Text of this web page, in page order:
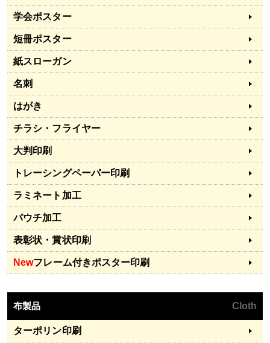
学会ポスター
短冊ポスター
紙スローガン
名刺
はがき
チラシ・フライヤー
大判印刷
トレーシングペーパー印刷
ラミネート加工
パウチ加工
表彰状・賞状印刷
Newフレーム付きポスター印刷
布製品 Cloth
ターポリン印刷